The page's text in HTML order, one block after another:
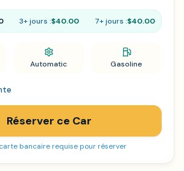
3+ jours :$40.00 7+ jours :$40.00
Automatic Gasoline
Réserver ce Car
bancaire requise pour réserver